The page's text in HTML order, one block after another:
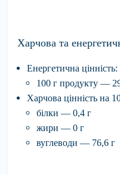
Харчова та
Енергетична цінність:
100 г продукту —
Харчова цінність на
білки — 0,4 г
жири — 0 г
вуглеводи — 76,6 г